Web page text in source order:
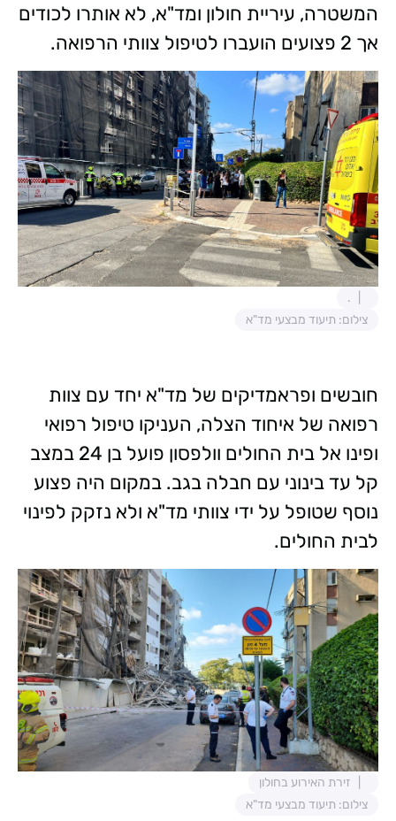
המשטרה, עיריית חולון ומד"א, לא אותרו לכודים
אך 2 פצועים הועברו לטיפול צוותי הרפואה.
.
צילום: תיעוד מבצעי מד"א
חובשים ופראמדיקים של מד"א יחד עם צוות
רפואה של איחוד הצלה, העניקו טיפול רפואי
ופינו אל בית החולים וולפסון פועל בן 24 במצב
קל עד בינוני עם חבלה בגב. במקום היה פצוע
נוסף שטופל על ידי צוותי מד"א ולא נזקק לפינוי
לבית החולים.
זירת האירוע בחולון
צילום: תיעוד מבצעי מד"א